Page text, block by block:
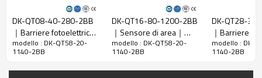
Altezza di
protezione
1140 millimetri
La dimensione
51mm*35mm*L, L è la lunghezza dell'emettitore e
DK-QT08-40-280-2BB
｜Barriere fotoelettriche
per macchine｜DADISICK
modello : DK-QT58-20-
1140-2BB
DK-QT16-80-1200-2BB
｜Sensore di area｜
DADISICK
modello : DK-QT58-20-
1140-2BB
DK-QT28-
｜Barriere
di sicurezza
piegatrice｜
modello : DK-
1140-2BB